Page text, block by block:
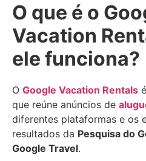
O que é o
Vacation
ele funciona?
O Google Vacation Rentals
que reúne anúncios de
diferentes plataformas e os
resultados da Pesquisa do
Google Travel.